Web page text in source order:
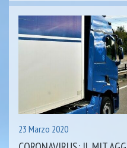
23 Marzo 2020